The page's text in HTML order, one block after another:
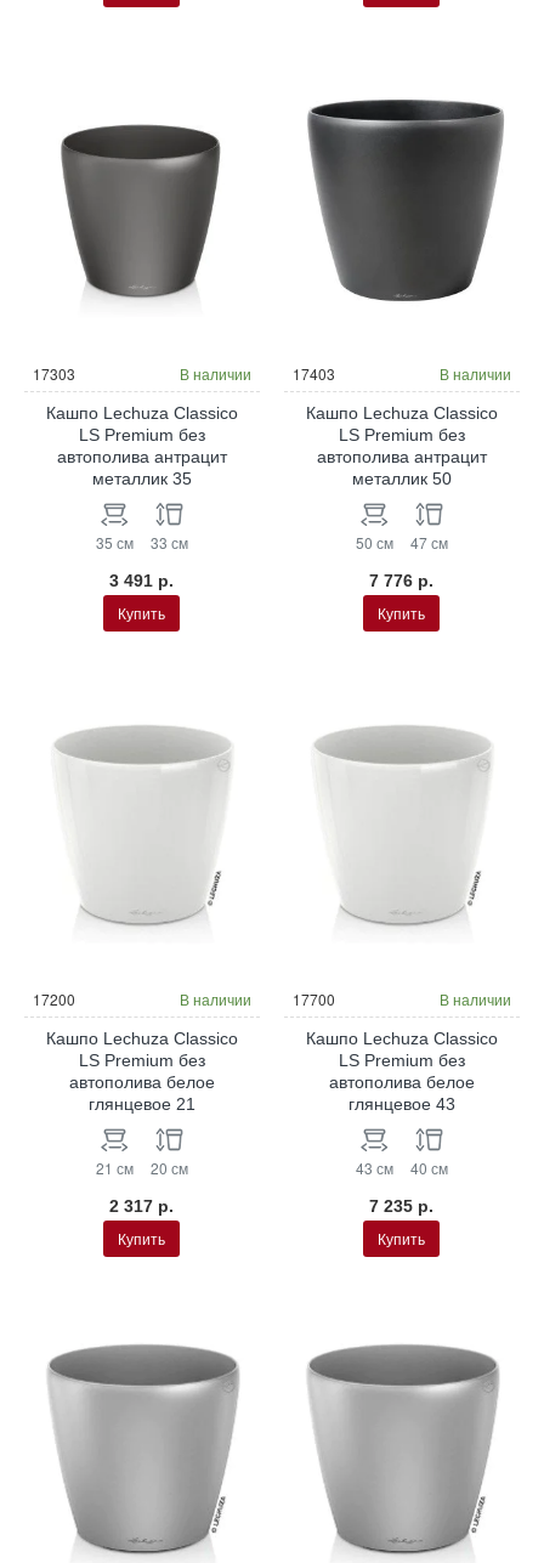
17303 В наличии
Кашпо Lechuza Classico
LS Premium без
автополива антрацит
металлик 35
35 см 33 см
3 491 р.
Купить
17403 В наличии
Кашпо Lechuza Classico
LS Premium без
автополива антрацит
металлик 50
50 см 47 см
7 776 р.
Купить
17200 В наличии
Кашпо Lechuza Classico
LS Premium без
автополива белое
глянцевое 21
21 см 20 см
2 317 р.
Купить
17700 В наличии
Кашпо Lechuza Classico
LS Premium без
автополива белое
глянцевое 43
43 см 40 см
7 235 р.
Купить